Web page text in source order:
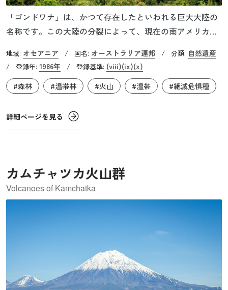
「ゴンドワナ」は、かつて存在したといわれる巨大大陸の
名称です。この大陸の分裂によって、現在の南アメリカ、
生したとされています。そのゴンドワナ大陸の活動の歴史
を伝えるのが、オーストラリア東海岸、ニュー・サウス・
ウェールズ州やクイーンズランド州にまたがる地域です。
がり、地球の進化の歴史や地質学的プロセスを伝える痕跡
を残しています。たとえば、ツイード火山群など一連の火
ルデラ」とされる浸食カルデラもこの地域にあり、その大
きさや年代、中央の山塊の存在、カルデラ底の基盤岩への
浸食などの際だった特徴で貴重な情報を提供しています。
地域: オセアニア / 国名: オーストラリア連邦 / 分類: 自然遺産
/ 登録年: 1986年 / 登録基準: (viii)(ix)(x)
#森林
#温帯林 #火山 #温帯 #絶滅危惧種
詳細ページを見る
カムチャツカ火山群
Volcanoes of Kamchatka